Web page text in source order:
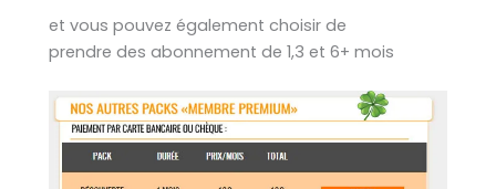
et vous pouvez également choisir de
prendre des abonnement de 1,3 et 6+ mois